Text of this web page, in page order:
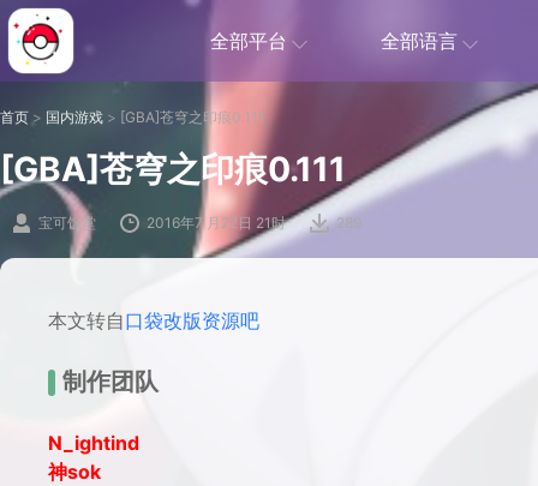
全部平台 全部语言
首页 > 国内游戏 > [GBA]苍穹之印痕0.111
[GBA]苍穹之印痕0.111
宝可饭堂 2016年7 月22日 21时 289
本文转自口袋改版资源吧
制作团队
N_ightind
神sok